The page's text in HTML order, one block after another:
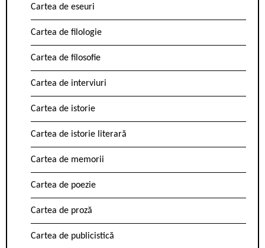
Cartea de eseuri
Cartea de filologie
Cartea de filosofie
Cartea de interviuri
Cartea de istorie
Cartea de istorie literară
Cartea de memorii
Cartea de poezie
Cartea de proză
Cartea de publicistică